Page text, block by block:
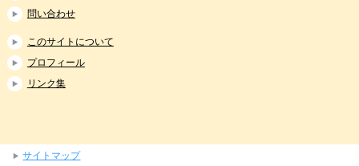
問い合わせ
このサイトについて
プロフィール
リンク集
サイトマップ